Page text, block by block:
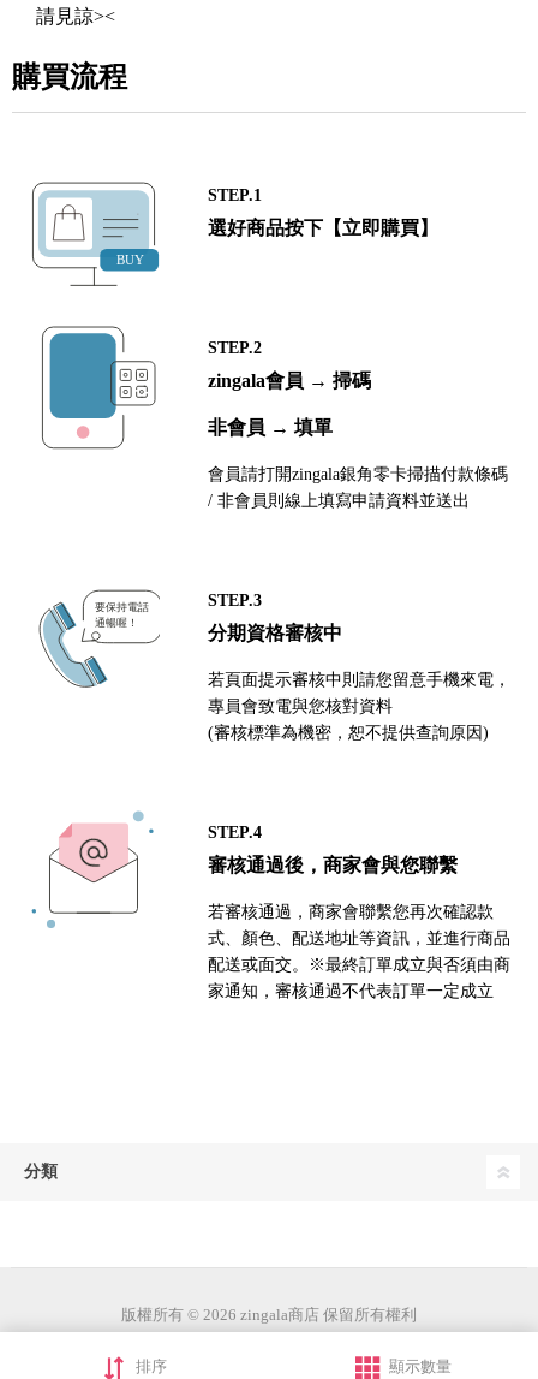
請見諒><
購買流程
STEP.1
選好商品按下【立即購買】
STEP.2
zingala會員 → 掃碼
非會員 → 填單
會員請打開zingala銀角零卡掃描付款條碼
/ 非會員則線上填寫申請資料並送出
STEP.3
分期資格審核中
若頁面提示審核中則請您留意手機來電，
專員會致電與您核對資料
(審核標準為機密，恕不提供查詢原因)
STEP.4
審核通過後，商家會與您聯繫
若審核通過，商家會聯繫您再次確認款
式、顏色、配送地址等資訊，並進行商品
配送或面交。※最終訂單成立與否須由商
家通知，審核通過不代表訂單一定成立
分類
版權所有 © 2026 zingala商店 保留所有權利
排序 顯示數量